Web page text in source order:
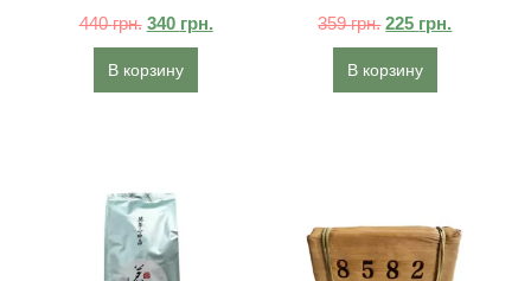
440грн. 340 грн.
В корзину
359грн. 225 грн.
В корзину